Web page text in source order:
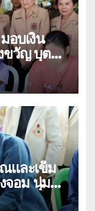
อบเงิน
ขวัญ บุตร-
และเข็ม
อเมือง